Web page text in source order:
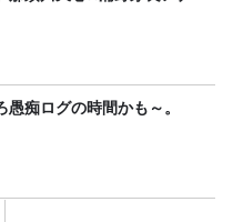
愚痴ログの時間かも～。